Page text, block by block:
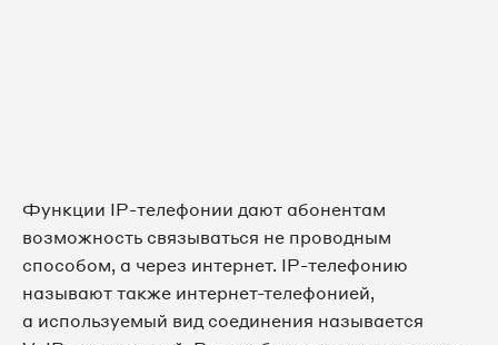
Функции IP-телефонии дают абонентам
возможность связываться не проводным
способом, а через интернет. IP-телефонию
называют также интернет-телефонией,
а используемый вид соединения называется